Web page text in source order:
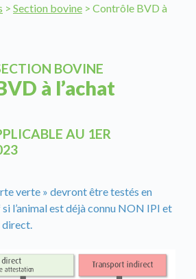
> Section bovine > Contrôle BVD à
BOVINE
à l’achat
AU 1ER
verte » devront être testés en
l’animal est déjà connu NON IPI et
direct.